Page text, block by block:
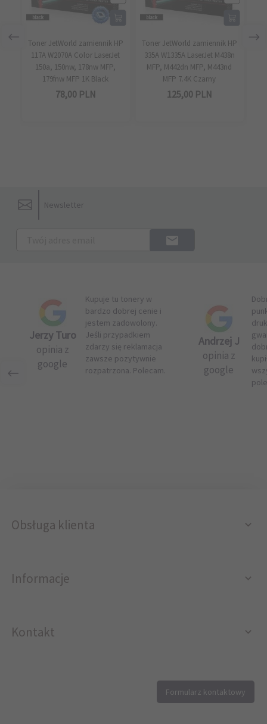
Toner JetWorld zamiennik HP
117A W2070A Color LaserJet
150a, 150nw, 178nw MFP,
179fnw MFP 1K Black
78,00 PLN
Toner JetWorld zamiennik HP
335A W1335A LaserJet M438n
MFP, M442dn MFP, M443nd
MFP 7.4K Czarny
125,00 PLN
Newsletter
Jerzy Turo
opinia z
google
Kupuje tu tonery w
bardzo dobrej cenie i
jestem zadowolony.
Jeśli przypadkiem
zdarzy się reklamacja
zawsze pozytywnie
rozpatrzona. Polecam.
Andrzej J
opinia z
google
Obsługa klienta
Informacje
Kontakt
Formularz kontaktowy